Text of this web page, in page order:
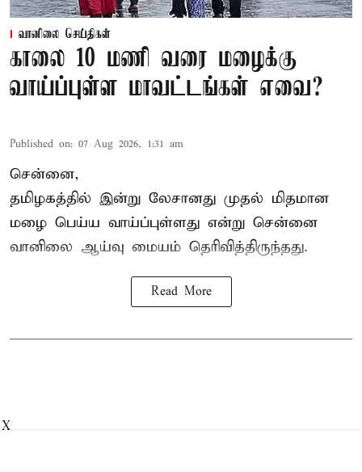
வானிலை செய்திகள்
காலை 10 மணி வரை மழைக்கு
வாய்ப்புள்ள மாவட்டங்கள் எவை?
Published on: 07 Aug 2026, 1:31 am
சென்னை,
தமிழகத்தில் இன்று லேசானது முதல் மிதமான
மழை பெய்ய வாய்ப்புள்ளது என்று சென்னை
வானிலை ஆய்வு மையம் தெரிவித்திருந்தது.
Read More
X